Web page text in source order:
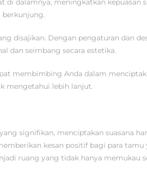
dalamnya, meningkatkan kepuasan
berkunjung.
disajikan. Dengan pengaturan dan
dan seimbang secara estetika.
membimbing Anda dalam
mengetahui lebih lanjut.
signifikan, menciptakan suasana
kesan positif bagi para tamu
ruang yang tidak hanya memukau